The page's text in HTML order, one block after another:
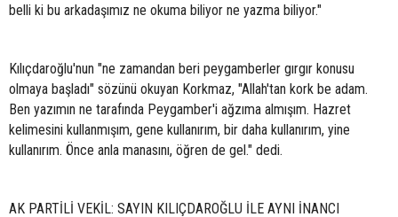
belli ki bu arkadaşımız ne okuma biliyor ne yazma biliyor."
Kılıçdaroğlu'nun "ne zamandan beri peygamberler gırgır konusu
olmaya başladı" sözünü okuyan Korkmaz, "Allah'tan kork be adam.
Ben yazımın ne tarafında Peygamber'i ağzıma almışım. Hazret
kelimesini kullanmışım, gene kullanırım, bir daha kullanırım, yine
kullanırım. Önce anla manasını, öğren de gel." dedi.
AK PARTİLİ VEKİL: SAYIN KILIÇDAROĞLU İLE AYNI İNANCI